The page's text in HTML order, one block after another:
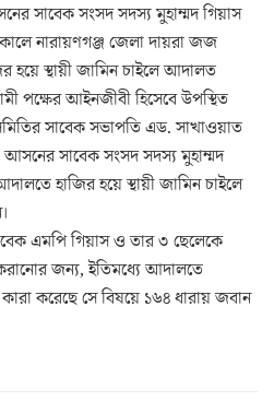
সাবেক সংসদ সদস্য মুহাম্মদ গিয়াস
নারায়ণগঞ্জ জেলা দায়রা জজ
স্থায়ী জামিন চাইলে আদালত
পক্ষের আইনজীবী হিসেবে উপস্থিত
সাবেক সভাপতি এড. সাখাওয়াত
সাবেক সংসদ সদস্য মুহাম্মদ
হাজির হয়ে স্থায়ী জামিন চাইলে
এমপি গিয়াস ও তার ৩ ছেলেকে
জন্য, ইতিমধ্যে আদালতে
করেছে সে বিষয়ে ১৬৪ ধারায় জবান